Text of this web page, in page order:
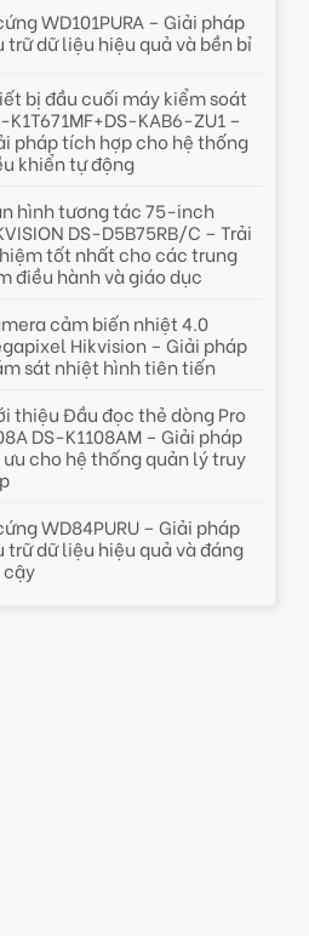
WD101PURA – Giải pháp
trữ dữ liệu hiệu quả và bền bỉ
bị đầu cuối máy kiểm soát
K1T671MF+DS-KAB6-ZU1 –
pháp tích hợp cho hệ thống
khiển tự động
hình tương tác 75-inch
DS-D5B75RB/C – Trải
tốt nhất cho các trung
điều hành và giáo dục
cảm biến nhiệt 4.0
Hikvision – Giải pháp
sát nhiệt hình tiên tiến
thiệu Đầu đọc thẻ dòng Pro
DS-K1108AM – Giải pháp
cho hệ thống quản lý truy
WD84PURU – Giải pháp
trữ dữ liệu hiệu quả và đáng